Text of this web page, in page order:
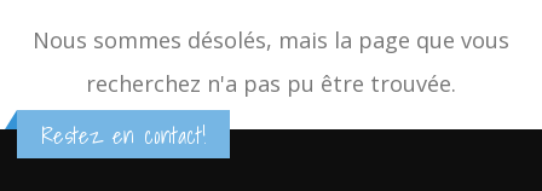
Nous sommes désolés, mais la page que vous
recherchez n'a pas pu être trouvée.
Restez en contact!